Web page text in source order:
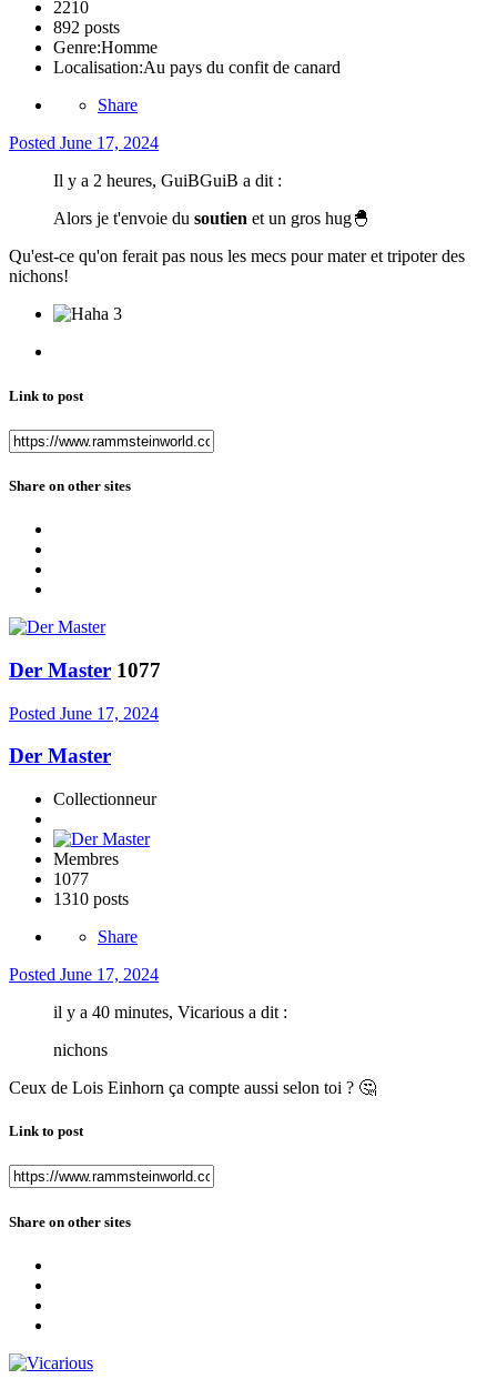
2210
892 posts
Genre:Homme
Localisation:Au pays du confit de canard
Share
Posted June 17, 2024
Il y a 2 heures, GuiBGuiB a dit :
Alors je t'envoie du soutien et un gros hug🐣
Qu'est-ce qu'on ferait pas nous les mecs pour mater et tripoter des
nichons!
3
Link to post
Share on other sites
Der Master 1077
Posted June 17, 2024
Der Master
Collectionneur
Membres
1077
1310 posts
Share
Posted June 17, 2024
il y a 40 minutes, Vicarious a dit :
nichons
Ceux de Lois Einhorn ça compte aussi selon toi ? 🤔
Link to post
Share on other sites